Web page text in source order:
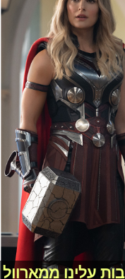
עלינו ממארוול